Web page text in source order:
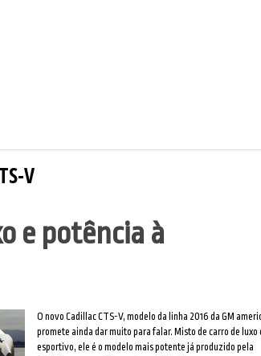
V
e potência à
O novo Cadillac CTS-V, modelo da linha 2016 da GM
promete ainda dar muito para falar. Misto de carro de luxo
esportivo, ele é o modelo mais potente já produzido pela